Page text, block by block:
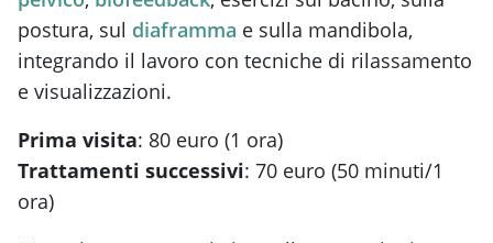
postura, sul diaframma e sulla mandibola,
integrando il lavoro con tecniche di rilassamento
e visualizzazioni.
Prima visita: 80 euro (1 ora)
Trattamenti successivi: 70 euro (50 minuti/1
ora)